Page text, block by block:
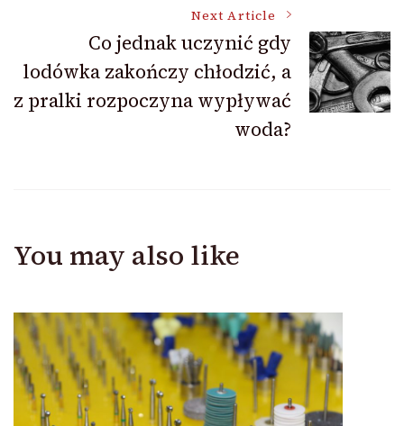
Next Article
Co jednak uczynić gdy
lodówka zakończy chłodzić, a
z pralki rozpoczyna wypływać
woda?
You may also like